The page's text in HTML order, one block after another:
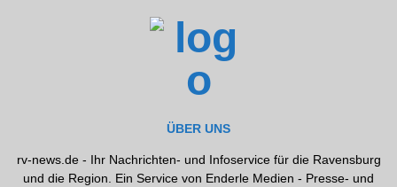
ÜBER UNS
rv-news.de - Ihr Nachrichten- und Infoservice für die Ravensburg
und die Region. Ein Service von Enderle Medien - Presse- und